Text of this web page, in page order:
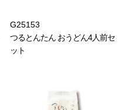
G25153
つるとんたん おうどん4人前セ
ット